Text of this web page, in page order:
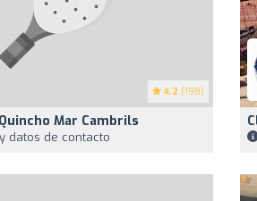
4.2 (198)
Mar Cambrils
datos de contacto